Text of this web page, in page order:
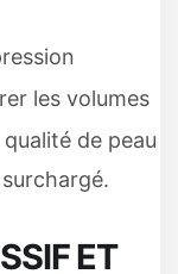
les volumes
de peau
ET